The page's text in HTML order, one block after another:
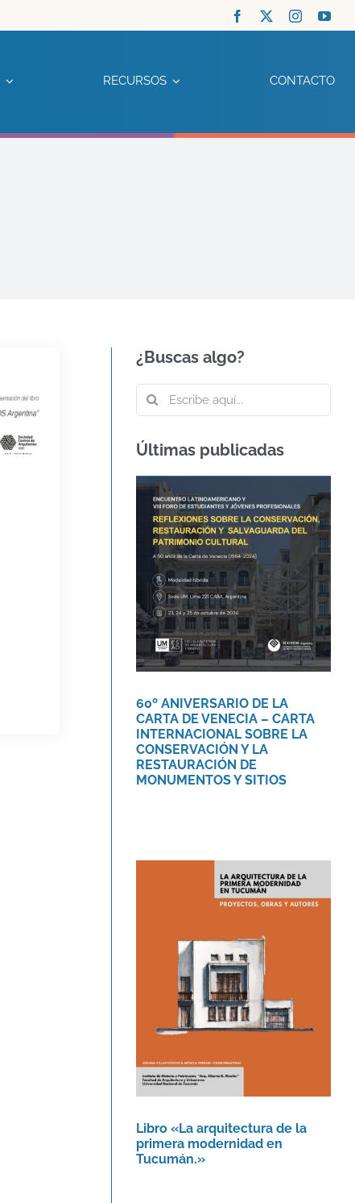
RECURSOS CONTACTO
¿Buscas algo?
Buscar:
Últimas publicadas
60º ANIVERSARIO DE
LA CARTA DE VENECIA
– CARTA
INTERNACIONAL
SOBRE LA
CONSERVACIÓN Y LA
RESTAURACIÓN DE
MONUMENTOS Y
SITIOS
Agenda Novedades
60º ANIVERSARIO DE LA
CARTA DE VENECIA – CARTA
INTERNACIONAL SOBRE LA
CONSERVACIÓN Y LA
RESTAURACIÓN DE
MONUMENTOS Y SITIOS
Libro «La arquitectura
de la primera
modernidad en
Tucumán.»
Novedades
Libro «La arquitectura de la
primera modernidad en
Tucumán.»